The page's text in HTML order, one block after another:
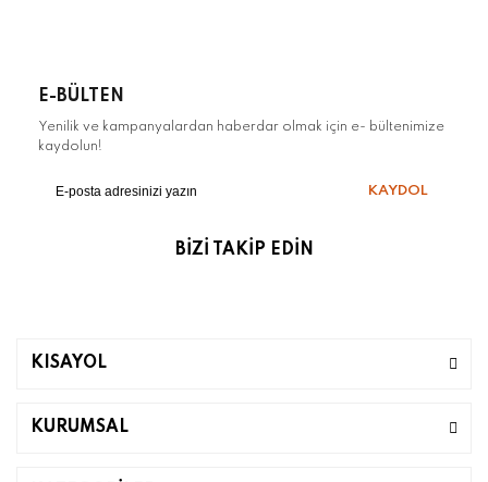
E-BÜLTEN
Yenilik ve kampanyalardan haberdar olmak için e- bültenimize
kaydolun!
KAYDOL
BİZİ TAKİP EDİN
KISAYOL
KURUMSAL